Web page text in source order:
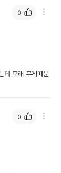
데 모래 무게때문
0
0